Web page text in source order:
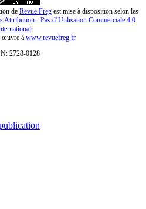
de Revue Fregest mise à disposition selon les
Attribution - Pas d’Utilisation Commerciale 4.0
œuvre à www.revuefreg.fr
2728-0128